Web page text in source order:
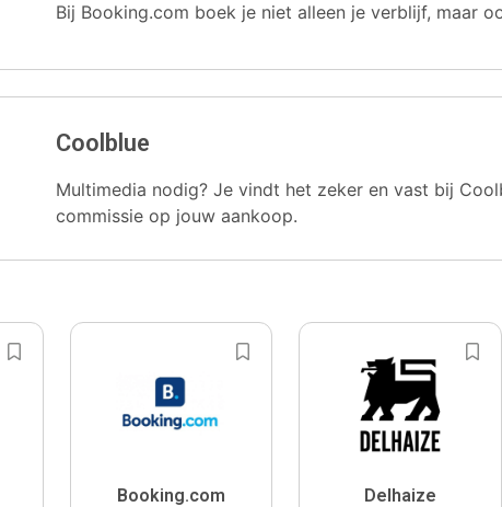
Bij Booking.com boek je niet alleen je verblijf, maar
Coolblue
Multimedia nodig? Je vindt het zeker en vast bij
commissie op jouw aankoop.
Booking.com Delhaize